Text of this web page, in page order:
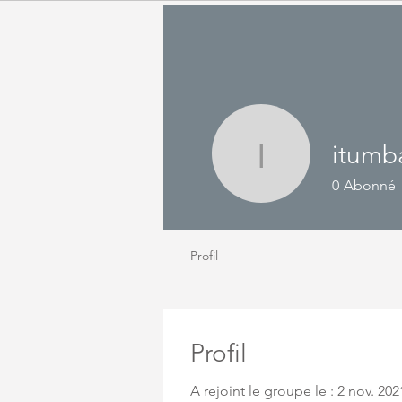
Profil
A rejoint le groupe le : 2 nov.
0 Abonné
Profil